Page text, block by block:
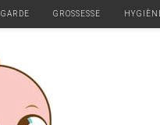
GARDE GROSSESSE